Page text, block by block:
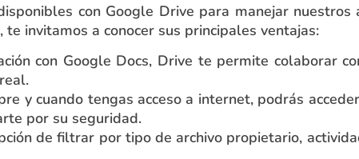
con Google Drive para manejar
invitamos a conocer sus principales ventajas:
con Google Docs, Drive te permite colaborar
y cuando tengas acceso a internet, podrás
por su seguridad.
de filtrar por tipo de archivo propietario,